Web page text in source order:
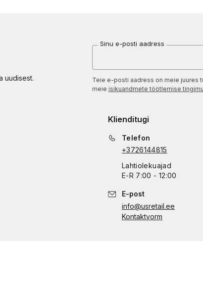
uudisest.
Sinu e-posti aadress
Teie e-posti aadress on meie juures
meie isikuandmete töötlemise
Klienditugi
Telefon
+3726144815
Lahtiolekuajad
E-R 7:00 - 12:00
E-post
info@usretail.ee
Kontaktvorm